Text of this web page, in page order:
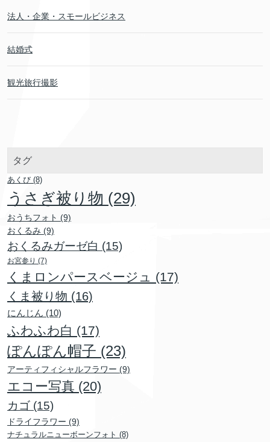
法人・企業・スモールビジネス
結婚式
観光旅行撮影
タグ
あくび (8)
うさぎ被り物 (29)
おうちフォト (9)
おくるみ (9)
おくるみガーゼ白 (15)
お宮参り (7)
くまロンパースベージュ (17)
くま被り物 (16)
にんじん (10)
ふわふわ白 (17)
ぽんぽん帽子 (23)
アーティフィシャルフラワー (9)
エコー写真 (20)
カゴ (15)
ドライフラワー (9)
ナチュラルニューボーンフォト (8)